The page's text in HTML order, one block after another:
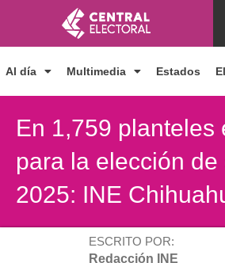
contenido
Al día Multimedia Estados
En 1,759 planteles
para la elección
2025: INE
ESCRITO POR:
Redacción INE